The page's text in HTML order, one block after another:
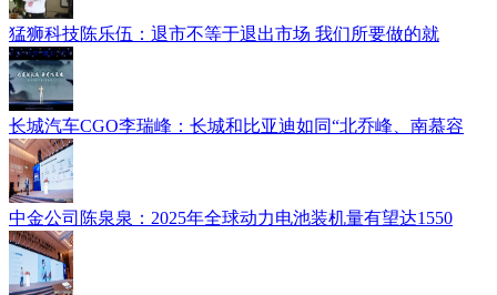
猛狮科技陈乐伍：退市不等于退出市场 我们所要做的就
长城汽车CGO李瑞峰：长城和比亚迪如同“北乔峰、南慕容
中金公司陈泉泉：2025年全球动力电池装机量有望达1550